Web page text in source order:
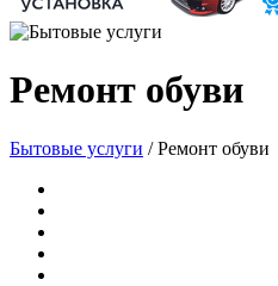
Ремонт обуви
Бытовые услуги / Ремонт обуви